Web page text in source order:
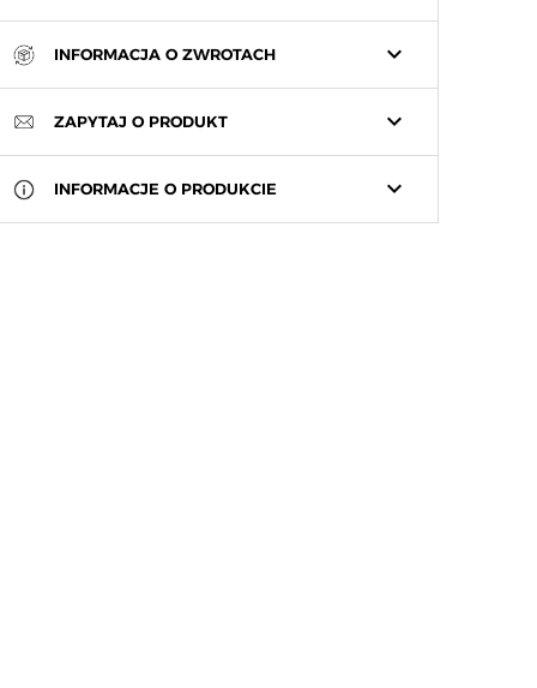
keyboard_arrow_down
INFORMACJA O ZWROTACH
keyboard_arrow_down
ZAPYTAJ O PRODUKT
keyboard_arrow_down
INFORMACJE O PRODUKCIE